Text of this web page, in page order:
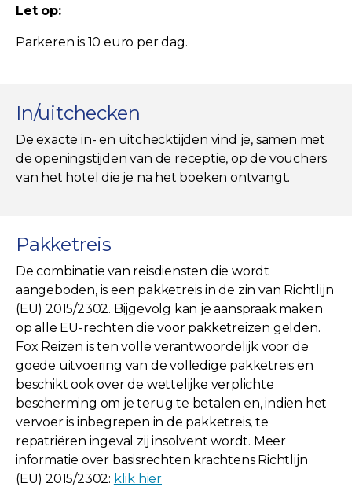
Let op:
Parkeren is 10 euro per dag.
In/uitchecken
De exacte in- en uitchecktijden vind je, samen met
de openingstijden van de receptie, op de vouchers
van het hotel die je na het boeken ontvangt.
Pakketreis
De combinatie van reisdiensten die wordt
aangeboden, is een pakketreis in de zin van Richtlijn
(EU) 2015/2302. Bijgevolg kan je aanspraak maken
op alle EU-rechten die voor pakketreizen gelden.
Fox Reizen is ten volle verantwoordelijk voor de
goede uitvoering van de volledige pakketreis en
beschikt ook over de wettelijke verplichte
bescherming om je terug te betalen en, indien het
vervoer is inbegrepen in de pakketreis, te
repatriëren ingeval zij insolvent wordt. Meer
informatie over basisrechten krachtens Richtlijn
(EU) 2015/2302: klik hier